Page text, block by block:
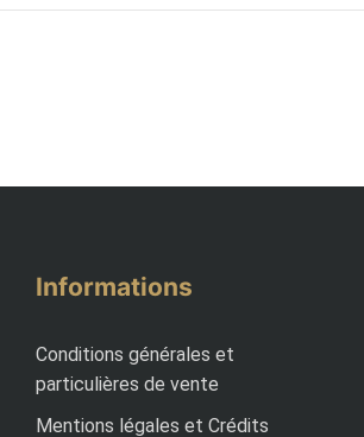
Informations
Conditions générales et
particulières de vente
Mentions légales et Crédits